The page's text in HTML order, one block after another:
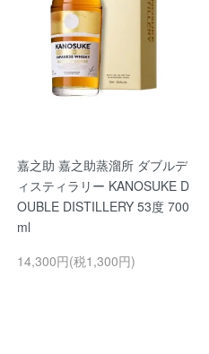
嘉之助 嘉之助蒸溜所 ダブルデ
ィスティラリー KANOSUKE D
OUBLE DISTILLERY 53度 700
ml
14,300円(税1,300円)